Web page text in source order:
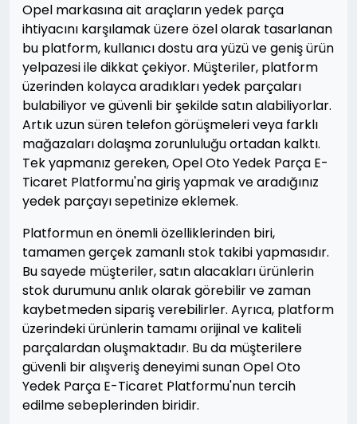
Opel markasına ait araçların yedek parça
ihtiyacını karşılamak üzere özel olarak tasarlanan
bu platform, kullanıcı dostu ara yüzü ve geniş ürün
yelpazesi ile dikkat çekiyor. Müşteriler, platform
üzerinden kolayca aradıkları yedek parçaları
bulabiliyor ve güvenli bir şekilde satın alabiliyorlar.
Artık uzun süren telefon görüşmeleri veya farklı
mağazaları dolaşma zorunluluğu ortadan kalktı.
Tek yapmanız gereken, Opel Oto Yedek Parça E-
Ticaret Platformu'na giriş yapmak ve aradığınız
yedek parçayı sepetinize eklemek.
Platformun en önemli özelliklerinden biri,
tamamen gerçek zamanlı stok takibi yapmasıdır.
Bu sayede müşteriler, satın alacakları ürünlerin
stok durumunu anlık olarak görebilir ve zaman
kaybetmeden sipariş verebilirler. Ayrıca, platform
üzerindeki ürünlerin tamamı orijinal ve kaliteli
parçalardan oluşmaktadır. Bu da müşterilere
güvenli bir alışveriş deneyimi sunan Opel Oto
Yedek Parça E-Ticaret Platformu'nun tercih
edilme sebeplerinden biridir.